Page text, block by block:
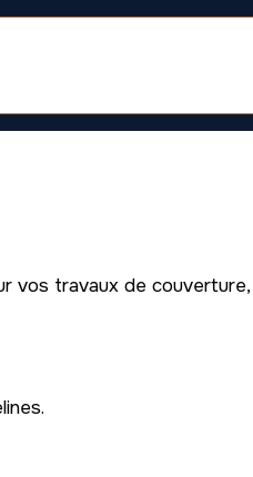
vos travaux de